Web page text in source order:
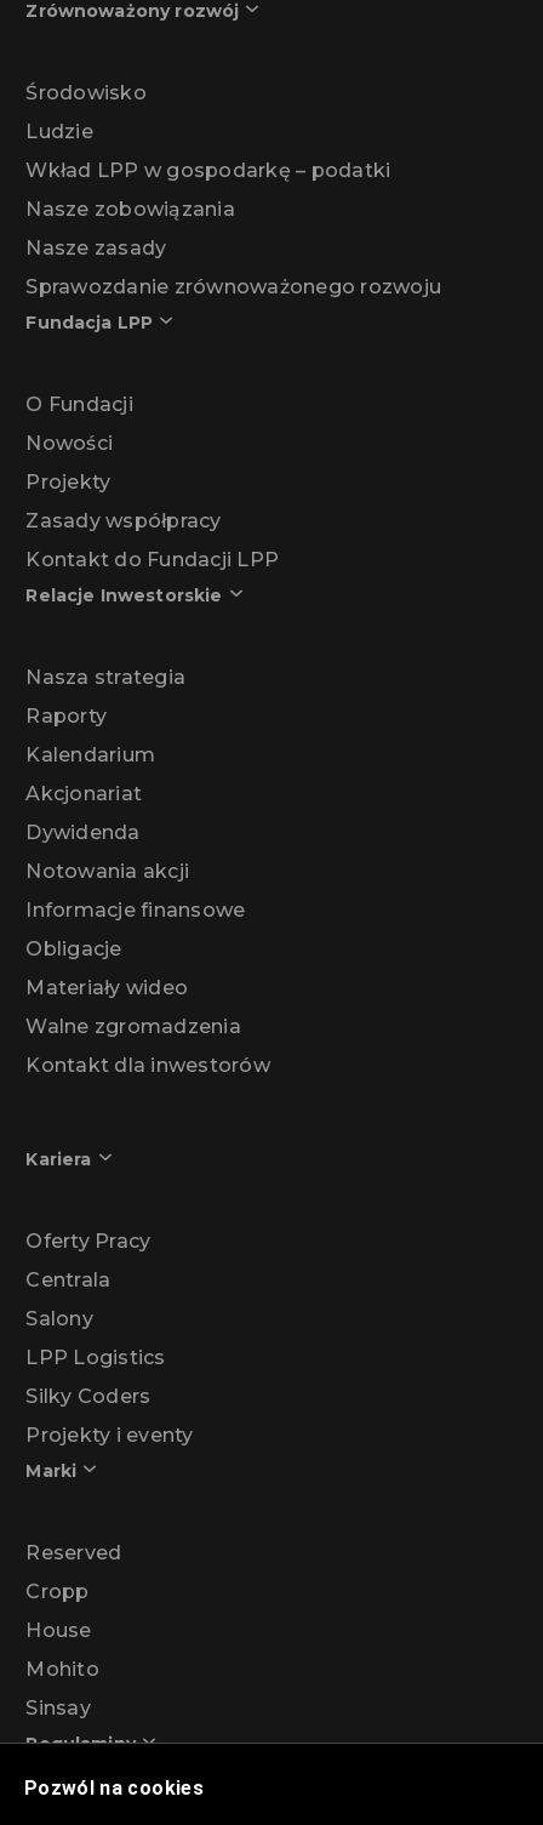
Pozwól na cookies
Zrównoważony rozwój
Środowisko
Ludzie
Wkład LPP w gospodarkę – podatki
Nasze zobowiązania
Nasze zasady
Sprawozdanie zrównoważonego rozwoju
Fundacja LPP
O Fundacji
Nowości
Projekty
Zasady współpracy
Kontakt do Fundacji LPP
Relacje Inwestorskie
Nasza strategia
Raporty
Kalendarium
Akcjonariat
Dywidenda
Notowania akcji
Informacje finansowe
Obligacje
Materiały wideo
Walne zgromadzenia
Kontakt dla inwestorów
Kariera
Oferty Pracy
Centrala
Salony
LPP Logistics
Silky Coders
Projekty i eventy
Marki
Reserved
Cropp
House
Mohito
Sinsay
Regulaminy